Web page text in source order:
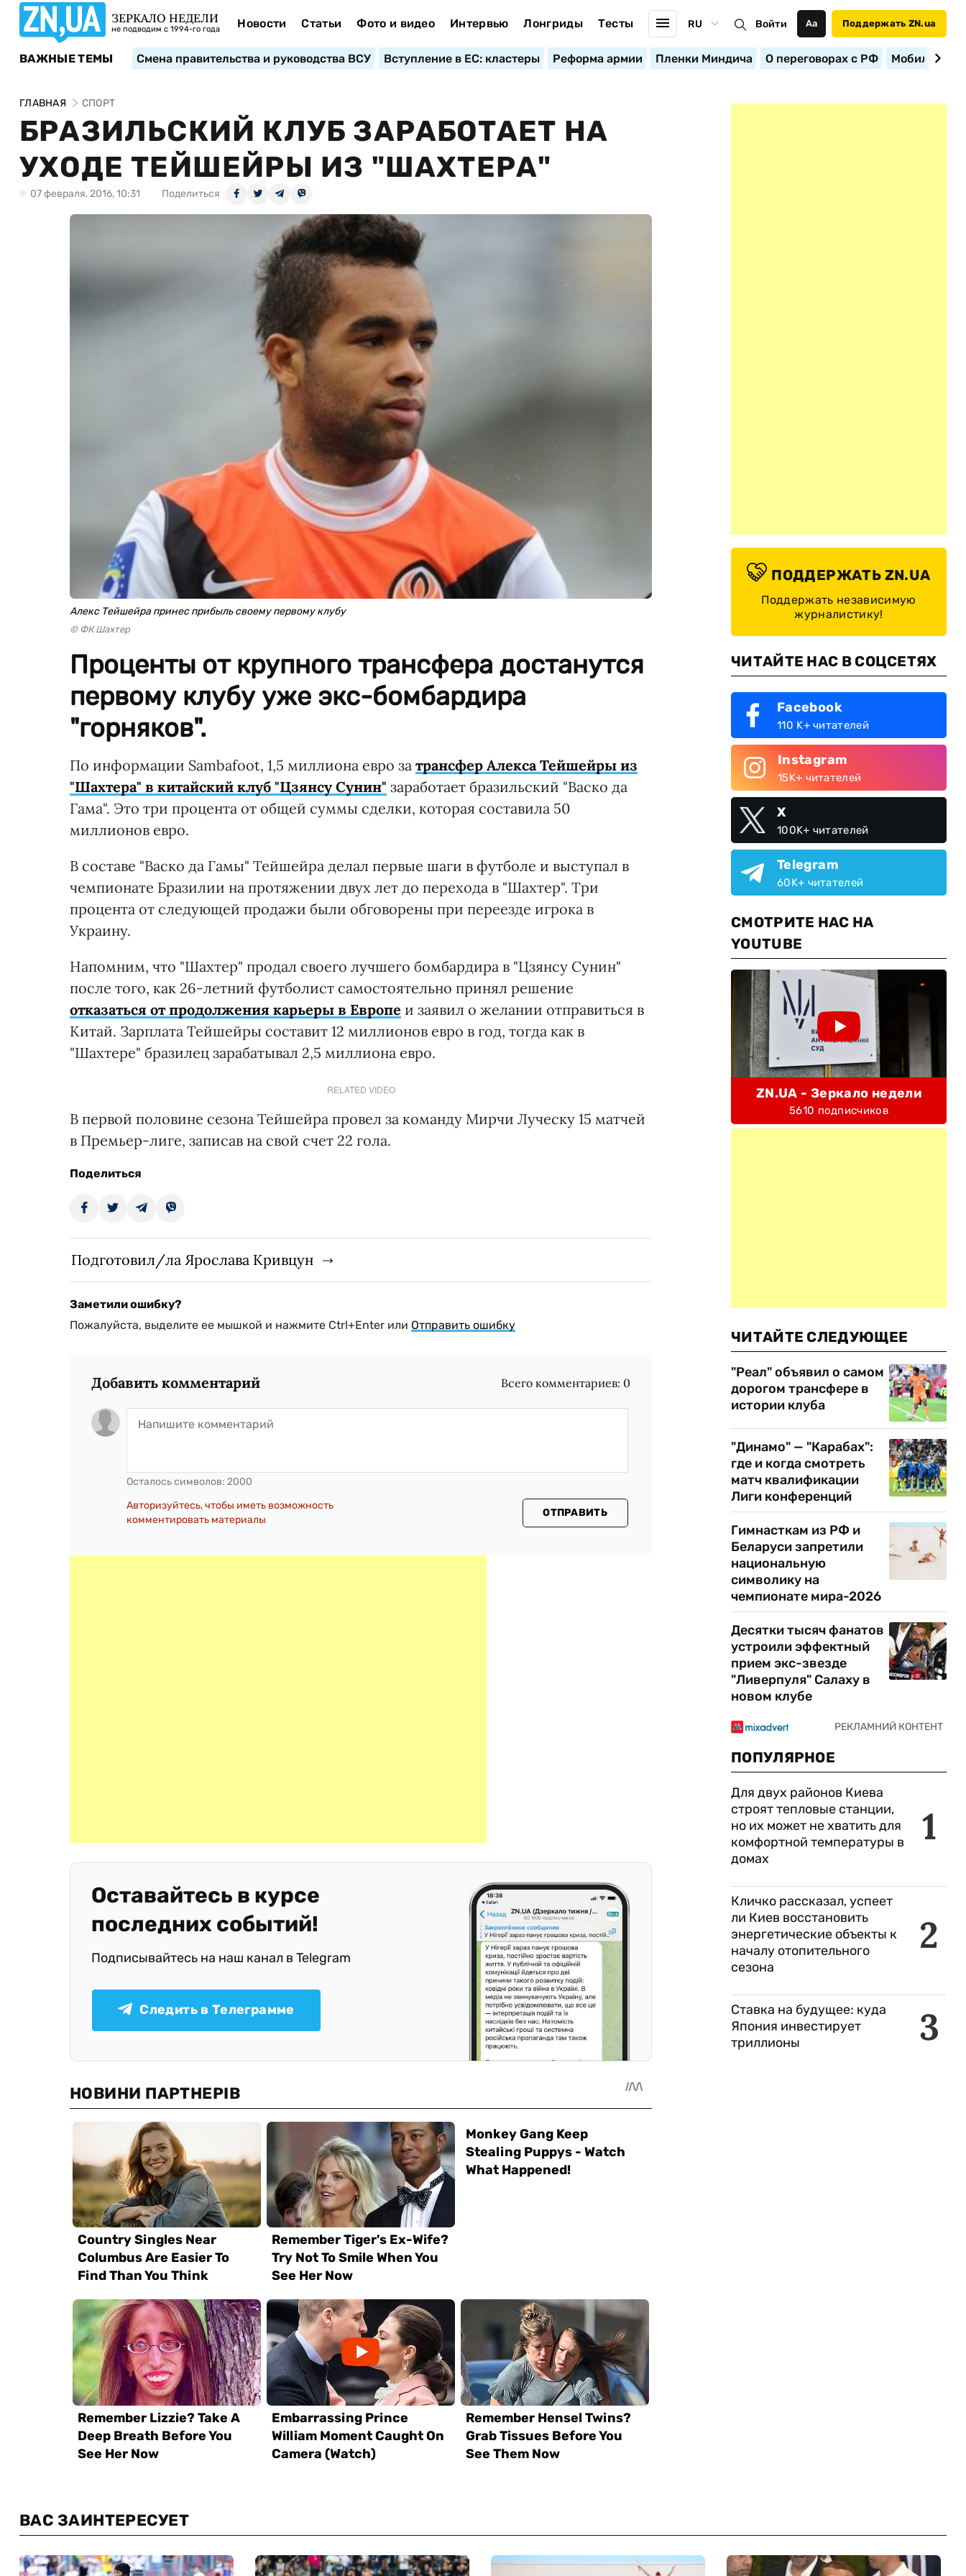
ЗЕРКАЛО НЕДЕЛИ
не подводим с 1994-го года Новости Статьи Фото и видео Интервью Лонгриды Тесты RU Войти Аа Поддержать ZN.ua
ВАЖНЫЕ ТЕМЫ Смена правительства и руководства ВСУ Вступление в ЕС: кластеры Реформа армии Пленки Миндича О переговорах с РФ
ГЛАВНАЯ СПОРТ
БРАЗИЛЬСКИЙ КЛУБ ЗАРАБОТАЕТ НА
УХОДЕ ТЕЙШЕЙРЫ ИЗ "ШАХТЕРА"
07 февраля, 2016, 10:31 Поделиться
Алекс Тейшейра принес прибыль своему первому клубу
© ФК Шахтер
Проценты от крупного трансфера достанутся
первому клубу уже экс-бомбардира
"горняков".
По информации Sambafoot, 1,5 миллиона евро за трансфер Алекса Тейшейры из
"Шахтера" в китайский клуб "Цзянсу Сунин" заработает бразильский "Васко да
Гама". Это три процента от общей суммы сделки, которая составила 50
миллионов евро.
В составе "Васко да Гамы" Тейшейра делал первые шаги в футболе и выступал в
чемпионате Бразилии на протяжении двух лет до перехода в "Шахтер". Три
процента от следующей продажи были обговорены при переезде игрока в
Украину.
Напомним, что "Шахтер" продал своего лучшего бомбардира в "Цзянсу Сунин"
после того, как 26-летний футболист самостоятельно принял решение
отказаться от продолжения карьеры в Европе и заявил о желании отправиться в
Китай. Зарплата Тейшейры составит 12 миллионов евро в год, тогда как в
"Шахтере" бразилец зарабатывал 2,5 миллиона евро.
RELATED VIDEO
В первой половине сезона Тейшейра провел за команду Мирчи Луческу 15 матчей
в Премьер-лиге, записав на свой счет 22 гола.
Поделиться
Подготовил/ла Ярослава Кривцун
Заметили ошибку?
Пожалуйста, выделите ее мышкой и нажмите Ctrl+Enter или Отправить ошибку
Добавить комментарий Всего комментариев: 0
Осталось символов: 2000
Авторизуйтесь, чтобы иметь возможность
комментировать материалы
ОТПРАВИТЬ
Оставайтесь в курсе
последних событий!
Подписывайтесь на наш канал в Telegram
Следить в Телеграмме
ПОДДЕРЖАТЬ ZN.UA
Поддержать независимую
журналистику!
ЧИТАЙТЕ НАС В СОЦСЕТЯХ
Facebook
110 K+ читателей
Instagram
15K+ читателей
X
100K+ читателей
Telegram
60K+ читателей
СМОТРИТЕ НАС НА
YOUTUBE
ZN.UA - Зеркало недели
5610 подписчиков
ЧИТАЙТЕ СЛЕДУЮЩЕЕ
"Реал" объявил о самом
дорогом трансфере в
истории клуба
"Динамо" — "Карабах":
где и когда смотреть
матч квалификации
Лиги конференций
Гимнасткам из РФ и
Беларуси запретили
национальную
символику на
чемпионате мира-2026
Десятки тысяч фанатов
устроили эффектный
прием экс-звезде
"Ливерпуля" Салаху в
новом клубе
ПОПУЛЯРНОЕ
1
Для двух районов Киева
строят тепловые станции,
но их может не хватить для
комфортной температуры в
домах
2
Кличко рассказал, успеет
ли Киев восстановить
энергетические объекты к
началу отопительного
сезона
3
Ставка на будущее: куда
Япония инвестирует
триллионы
ВАС ЗАИНТЕРЕСУЕТ